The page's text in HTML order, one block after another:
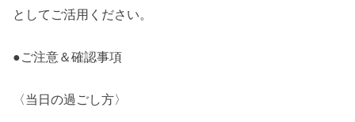
としてご活用ください。
●ご注意＆確認事項
〈当日の過ごし方〉